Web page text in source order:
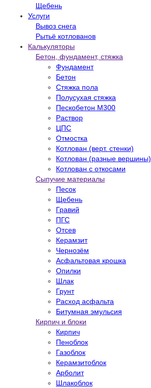
Щебень
Услуги
Вывоз снега
Рытьё котлованов
Калькуляторы
Бетон, фундамент, стяжка
Фундамент
Бетон
Стяжка пола
Полусухая стяжка
Пескобетон М300
Раствор
ЦПС
Отмостка
Котлован (верт. стенки)
Котлован (разные вершины)
Котлован с откосами
Сыпучие материалы
Песок
Щебень
Гравий
ПГС
Отсев
Керамзит
Чернозём
Асфальтовая крошка
Опилки
Шлак
Грунт
Расход асфальта
Битумная эмульсия
Кирпич и блоки
Кирпич
Пеноблок
Газоблок
Керамзитоблок
Арболит
Шлакоблок